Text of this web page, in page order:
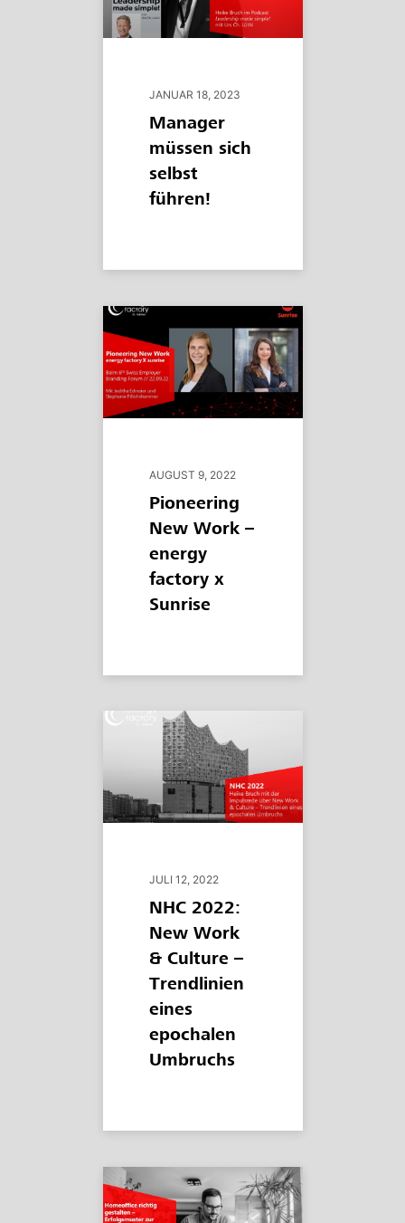
JANUAR 18, 2023
Manager
müssen sich
selbst
führen!
AUGUST 9, 2022
Pioneering
New Work –
energy
factory x
Sunrise
JULI 12, 2022
NHC 2022:
New Work
& Culture –
Trendlinien
eines
epochalen
Umbruchs